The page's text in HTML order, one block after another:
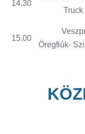
14.30
Truck
15.00
Öregfiúk-